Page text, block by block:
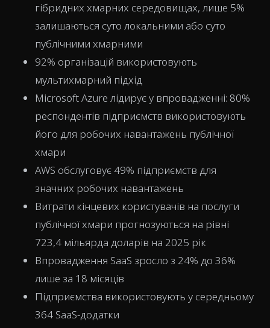
гібридних хмарних середовищах, лише 5%
залишаються суто локальними або суто
публічними хмарними
92% організацій використовують
мультихмарний підхід
Microsoft Azure лідирує у впровадженні: 80%
респондентів підприємств використовують
його для робочих навантажень публічної
хмари
AWS обслуговує 49% підприємств для
значних робочих навантажень
Витрати кінцевих користувачів на послуги
публічної хмари прогнозуються на рівні
723,4 мільярда доларів на 2025 рік
Впровадження SaaS зросло з 24% до 36%
лише за 18 місяців
Підприємства використовують у середньому
364 SaaS-додатки